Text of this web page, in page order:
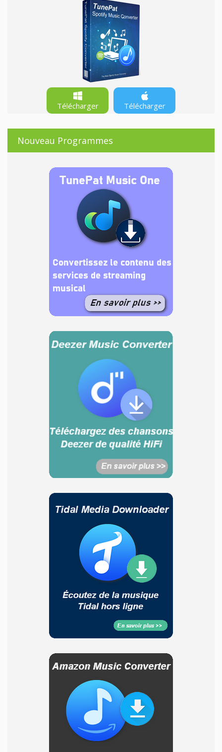
Télécharger Télécharger
Nouveau Programmes